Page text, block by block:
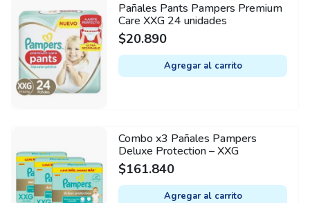
Pañales Pants Pampers Premium
Care XXG 24 unidades
$20.890
Agregar al carrito
Combo x3 Pañales Pampers
Deluxe Protection – XXG
$161.840
Agregar al carrito